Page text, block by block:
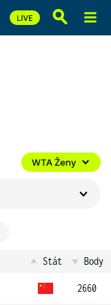
WTA Ženy
Stát Body
2660